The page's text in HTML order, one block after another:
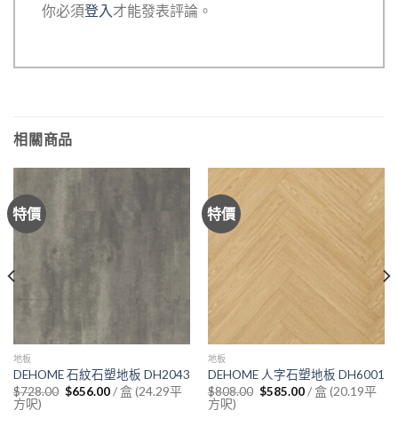
你必須登入 才能發表評論。
相關商品
特價
地板
DEHOME 石紋石塑地板 DH2043
$728.00 Original
price
$656.00Current
price
/ 盒 (24.29平
方呎)
特價
地板
DEHOME 人字石塑地板 DH6001
$808.00 Original
price
$585.00Current
price
/ 盒 (20.19平
方呎)